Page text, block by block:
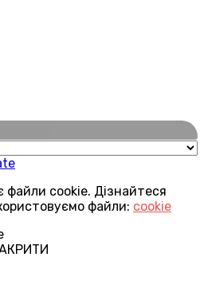
cookie. Дізнайтеся
файли: cookie